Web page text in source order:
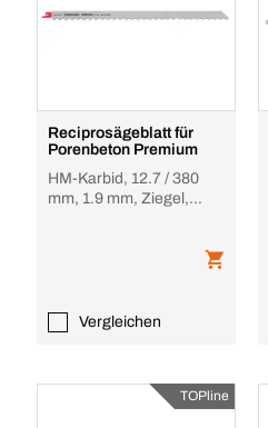
Reciprosägeblatt für
Porenbeton Premium
HM-Karbid, 12.7 / 380
mm, 1.9 mm, Ziegel,
Vergleichen
TOPline